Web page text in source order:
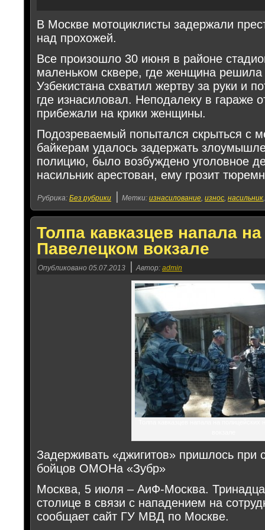
В Москве мотоциклисты задержали
над прохожей.
Все произошло 30 июня в районе
маленьком сквере, где женщина решила
Узбекистана схватил жертву за руки и
где изнасиловал. Неподалеку в гараже
прибежали на крики женщины.
Подозреваемый попытался скрыться с
байкерам удалось задержать
полицию, было возбуждено уголовное
насильник арестован, ему грозит
Рубрика: Без рубрики Метки: изнасилование, износ, насильник
Толпа кавказцев напала
Павелецком вокзале
Опубликовано 05.07.2013 Автор: admin
Задерживать «джигитов» пришлось при
бойцов ОМОНа «Зубр»
Москва, 5 июля – АиФ-Москва.
столице в связи с нападением на
сообщает сайт ГУ МВД по Москве.